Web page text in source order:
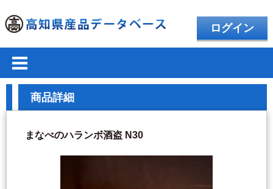
ログイン
商品詳細
まなべのハランボ酒盗 N30